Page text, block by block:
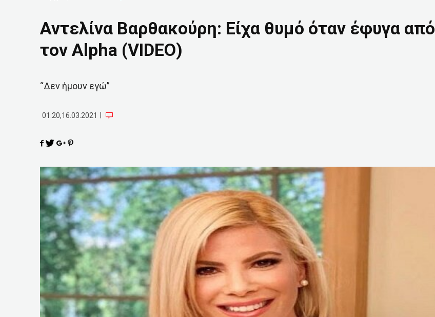
Αντελίνα Βαρθακούρη: Είχα θυμό όταν έφυγα από
τον Alpha (VIDEO)
“Δεν ήμουν εγώ”
01:20,16.03.2021